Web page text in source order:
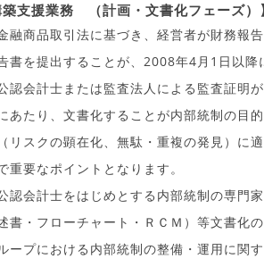
築支援業務 （計画・文書化フェーズ）
融商品取引法に基づき、経営者が財務報
書を提出することが、2008年4月1日以
認会計士または監査法人による監査証明
あたり、文書化することが内部統制の目
リスクの顕在化、無駄・重複の発見）に
重要なポイントとなります。
認会計士をはじめとする内部統制の専門
書・フローチャート・ＲＣＭ）等文書化
ープにおける内部統制の整備・運用に関